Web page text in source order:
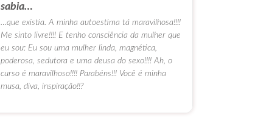
sabia…
…que existia. A minha autoestima tá maravilhosa!!!!
Me sinto livre!!!! E tenho consciência da mulher que
eu sou: Eu sou uma mulher linda, magnética,
poderosa, sedutora e uma deusa do sexo!!!! Ah, o
curso é maravilhoso!!!! Parabéns!!! Você é minha
musa, diva, inspiração!!?